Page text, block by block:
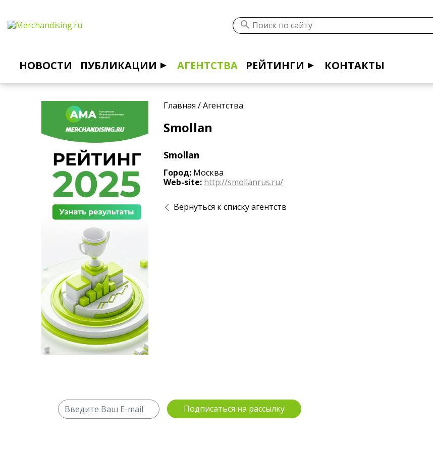
НОВОСТИ ПУБЛИКАЦИИ АГЕНТСТВА РЕЙТИНГИ КОНТАКТЫ
Главная /Агентства
Smollan
Smollan
Город: Москва
Web-site: http://smollanrus.ru/
Вернуться к списку агентств